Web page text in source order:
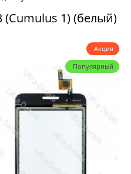
(Cumulus 1) (белый)
Акция
Популярный